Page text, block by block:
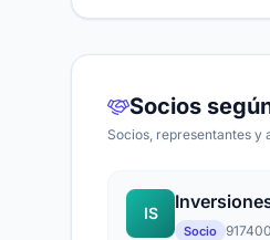
Socios
Socios, representantes y
IS
Socio